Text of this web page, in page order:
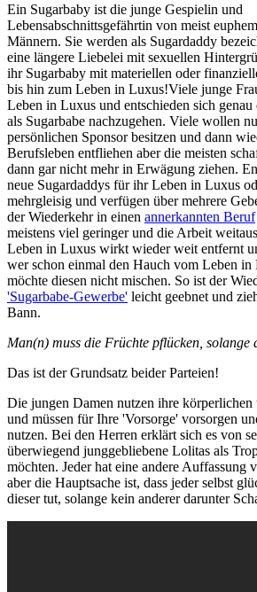
Ein Sugarbaby ist die junge Gespielin und
Lebensabschnittsgefährtin von meist
Männern. Sie werden als Sugardaddy
eine längere Liebelei mit sexuellen
ihr Sugarbaby mit materiellen oder
bis hin zum Leben in Luxus!Viele junge
Leben in Luxus und entschieden sich
als Sugarbabe nachzugehen. Viele wollen
persönlichen Sponsor besitzen und dann
Berufsleben entfliehen aber die meisten
dann gar nicht mehr in Erwägung ziehen.
neue Sugardaddys für ihr Leben in Luxus
mehrgleisig und verfügen über mehrere
der Wiederkehr in einen annerkannten Beruf
meistens viel geringer und die Arbeit
Leben in Luxus wirkt wieder weit entfernt
wer schon einmal den Hauch vom Leben in
möchte diesen nicht mischen. So ist der
'Sugarbabe-Gewerbe' leicht geebnet und
Bann.
Man(n) muss die Früchte pflücken, solange
Das ist der Grundsatz beider Parteien!
Die jungen Damen nutzen ihre
und müssen für Ihre 'Vorsorge' vorsorgen
nutzen. Bei den Herren erklärt sich es von
überwiegend junggebliebene Lolitas als
möchten. Jeder hat eine andere Auffassung
aber die Hauptsache ist, dass jeder selbst
dieser tut, solange kein anderer darunter